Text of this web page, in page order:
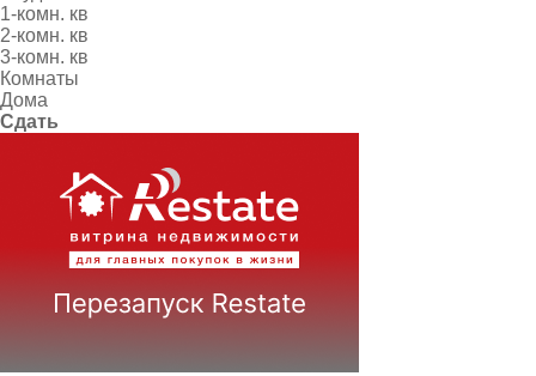
1-комн. кв
2-комн. кв
3-комн. кв
Комнаты
Дома
Сдать